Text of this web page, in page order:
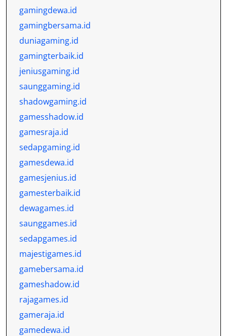
gamingdewa.id
gamingbersama.id
duniagaming.id
gamingterbaik.id
jeniusgaming.id
saunggaming.id
shadowgaming.id
gamesshadow.id
gamesraja.id
sedapgaming.id
gamesdewa.id
gamesjenius.id
gamesterbaik.id
dewagames.id
saunggames.id
sedapgames.id
majestigames.id
gamebersama.id
gameshadow.id
rajagames.id
gameraja.id
gamedewa.id